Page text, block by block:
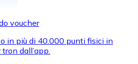
voucher
in più di 40.000 punti fisici in
dall’app.